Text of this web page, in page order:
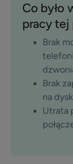
Co było
pracy tej
Brak
Brak
na
Utrata